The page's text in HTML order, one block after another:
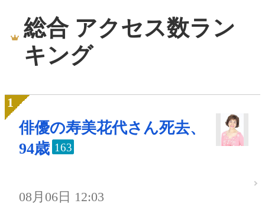
総合 アクセス数ラン
キング
俳優の寿美花代さん死去、
94歳 163
08月06日 12:03